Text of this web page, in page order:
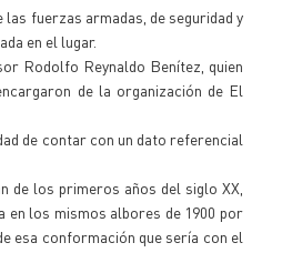
fuerzas armadas, de seguridad y
en el lugar.
Rodolfo Reynaldo Benítez, quien
de la organización de El
de contar con un dato referencial
de los primeros años del siglo XX,
en los mismos albores de 1900 por
esa conformación que sería con el